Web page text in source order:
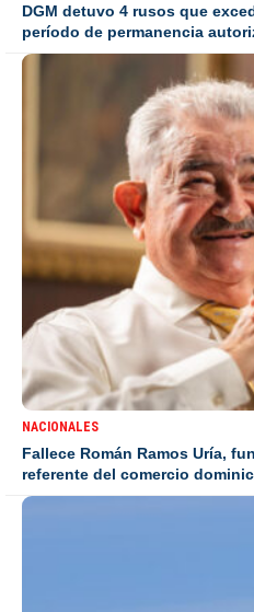
DGM detuvo 4 rusos que
período de permanencia
NACIONALES
Fallece Román Ramos Uría,
referente del comercio